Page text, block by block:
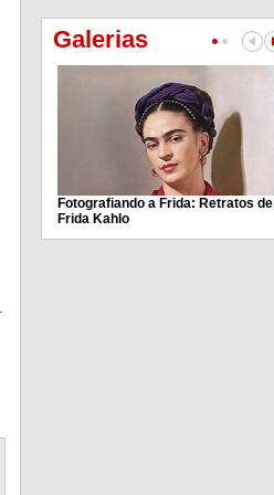
Galerias
Fotografiando a Frida: Retratos de
Frida Kahlo